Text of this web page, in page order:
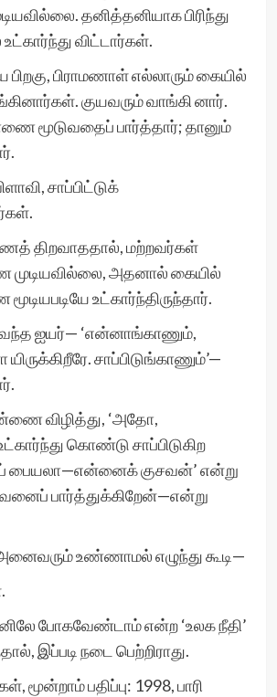
தனித்தனியாக பிரிந்து
விட்டார்கள்.
பிறகு, பிராமணாள் எல்லாரும் கையில்
குயவரும் வாங்கி னார்.
மூடுவதைப் பார்த்தார்; தானும்
சாப்பிட்டுக்
திறவாததால், மற்றவர்கள்
அதனால் கையில்
உட்கார்ந்திருந்தார்.
வந்த ஐயர்— ‘என்னாங்காணும்,
சாப்பிடுங்காணும்’—
விழித்து, ‘அதோ,
கொண்டு சாப்பிடுகிற
பையலா—என்னைக் குசவன்’ என்று
பார்த்துக்கிறேன்—என்று
உண்ணாமல் எழுந்து கூடி—
போகவேண்டாம் என்ற ‘உலக நீதி’
இப்படி நடை பெற்றிராது.
மூன்றாம் பதிப்பு: 1998, பாரி